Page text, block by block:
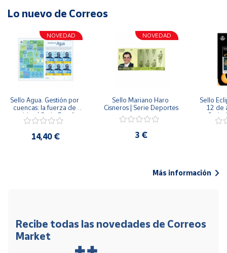
Lo nuevo de Correos
NOVEDAD
Sello Agua. Gestión por
cuencas: la fuerza de
una idea.| Serie España
ES| Pliego Premium
14,40 €
NOVEDAD
Sello Mariano Haro
Cisneros | Serie Deportes
3 €
Sello
12 de
Serie
Más información
Recibe todas las novedades de Correos
Market